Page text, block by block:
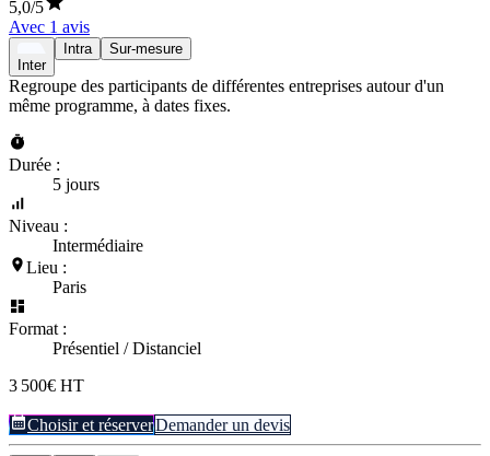
5,0/5
Avec 1 avis
Inter
Intra Sur-mesure
Regroupe des participants de différentes entreprises autour d'un
même programme, à dates fixes.
Durée :
5 jours
Niveau :
Intermédiaire
Lieu :
Paris
Format :
Présentiel / Distanciel
3 500€ HT
Choisir et réserverDemander un devis